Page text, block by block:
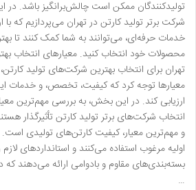
شرکت برتر تولید کارتن در تهران می‌پردازیم که
خدمات حرفه‌ای، می‌توانند به شما کمک کنند تا
محصولات خود انتخاب کنید. معیارهای انتخاب
تهران برای انتخاب بهترین شرکت‌های تولید
معیارها توجه کرد که کیفیت، تخصص، و خدمات
ارزیابی کند. در این بخش، به بررسی مهم‌ترین
انتخاب شرکت‌های برتر تولید کارتن تأثیرگذار
و مهم‌ترین معیار، کیفیت کارتن‌های تولیدی
اولیه مرغوب استفاده می‌کنند و استانداردهای
بسته‌بندی‌های مقاوم و بادوامی ارائه می‌دهند
…